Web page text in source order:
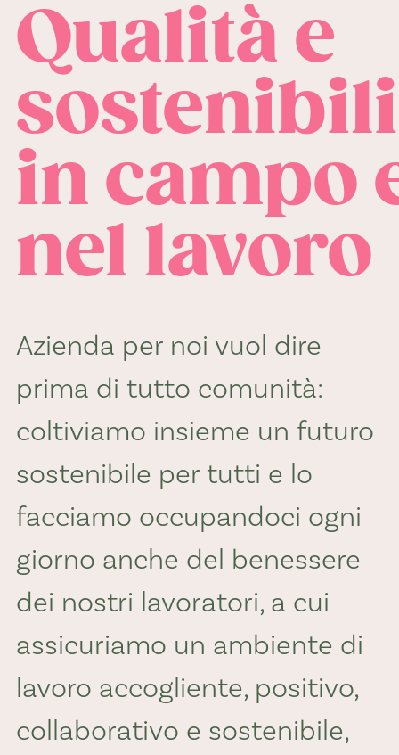
Qualità e
in campo
nel lavoro
Azienda per noi vuol dire
prima di tutto comunità:
coltiviamo insieme un futuro
sostenibile per tutti e lo
facciamo occupandoci ogni
giorno anche del benessere
dei nostri lavoratori, a cui
assicuriamo un ambiente di
lavoro accogliente, positivo,
collaborativo e sostenibile,